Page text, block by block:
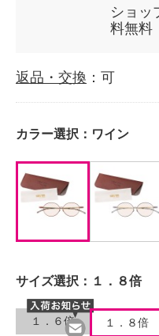
ショッ
料無料
返品・交換 ：可
カラー選択： ワイン
サイズ選択： １．８倍
１．６倍 １．８倍